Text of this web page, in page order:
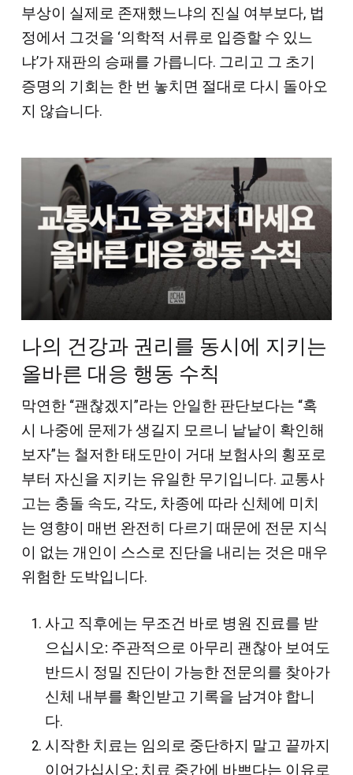
부상이 실제로 존재했느냐의 진실 여부보다, 법
정에서 그것을 ‘의학적 서류로 입증할 수 있느
냐’가 재판의 승패를 가릅니다. 그리고 그 초기
증명의 기회는 한 번 놓치면 절대로 다시 돌아오
지 않습니다.
나의 건강과 권리를 동시에 지키는
올바른 대응 행동 수칙
막연한 “괜찮겠지”라는 안일한 판단보다는 “혹
시 나중에 문제가 생길지 모르니 낱낱이 확인해
보자”는 철저한 태도만이 거대 보험사의 횡포로
부터 자신을 지키는 유일한 무기입니다. 교통사
고는 충돌 속도, 각도, 차종에 따라 신체에 미치
는 영향이 매번 완전히 다르기 때문에 전문 지식
이 없는 개인이 스스로 진단을 내리는 것은 매우
위험한 도박입니다.
사고 직후에는 무조건 바로 병원 진료를 받
으십시오: 주관적으로 아무리 괜찮아 보여도
반드시 정밀 진단이 가능한 전문의를 찾아가
신체 내부를 확인받고 기록을 남겨야 합니
다.
시작한 치료는 임의로 중단하지 말고 끝까지
이어가십시오: 치료 중간에 바쁘다는 이유로